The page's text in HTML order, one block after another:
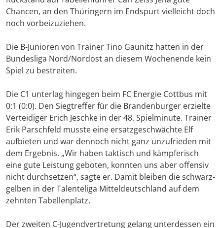
Chancen, an den Thüringern im Endspurt vielleicht doch
noch vorbeizuziehen.
Die B-Junioren von Trainer Tino Gaunitz hatten in der
Bundesliga Nord/Nordost an diesem Wochenende kein
Spiel zu bestreiten.
Die C1 unterlag hingegen beim FC Energie Cottbus mit
0:1 (0:0). Den Siegtreffer für die Brandenburger erzielte
Verteidiger Erich Jeschke in der 48. Spielminute. Trainer
Erik Parschfeld musste eine ersatzgeschwächte Elf
aufbieten und war dennoch nicht ganz unzufrieden mit
dem Ergebnis. „Wir haben taktisch und kämpferisch
eine gute Leistung geboten, konnten uns aber offensiv
nicht durchsetzen“, sagte er. Damit bleiben die schwarz-
gelben in der Talenteliga Mitteldeutschland auf dem
zehnten Tabellenplatz.
Der zweiten C-Jugendvertretung gelang unterdessen ein